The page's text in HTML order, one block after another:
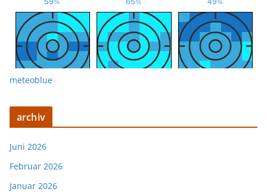
meteoblue
archiv
Juni 2026
Februar 2026
Januar 2026